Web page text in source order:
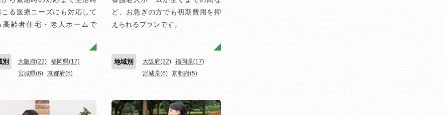
こる医療ニーズにも対応して
高齢者住宅・老人ホームで
別 大阪府(22) 福岡県(17)
宮城県(6) 京都府(5)
ど、お急ぎの方でも初期費用を抑
えられるプランです。
地域別 大阪府(22) 福岡県(17)
宮城県(6) 京都府(5)